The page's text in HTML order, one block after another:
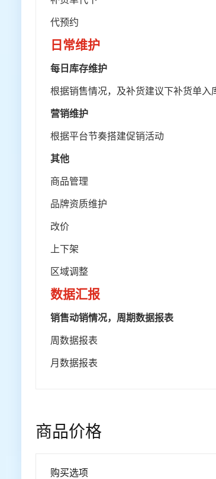
代预约
日常维护
每日库存维护
根据销售情况，及补货建议下补货单入
营销维护
根据平台节奏搭建促销活动
其他
商品管理
品牌资质维护
改价
上下架
区域调整
数据汇报
销售动销情况，周期数据报表
周数据报表
月数据报表
商品价格
购买选项